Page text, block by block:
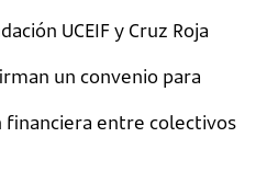
UCEIF y Cruz Roja
un convenio para
financiera entre colectivos